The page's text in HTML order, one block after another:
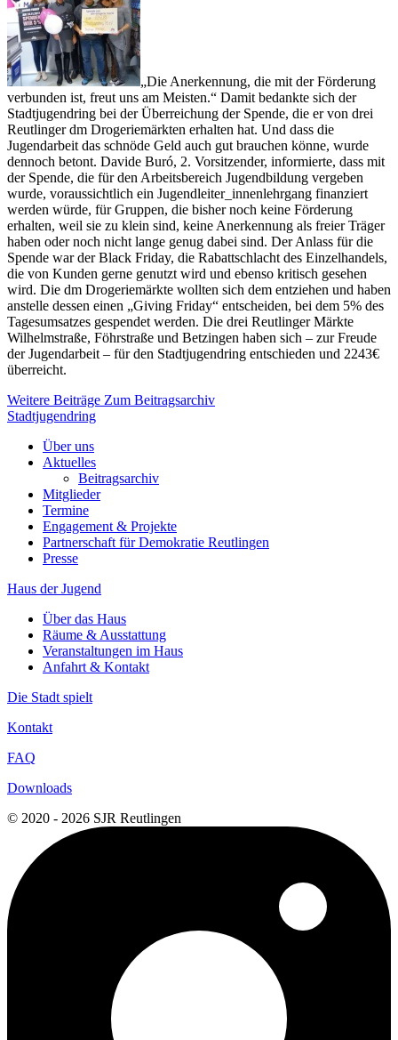
„Die Anerkennung, die mit der Förderung
verbunden ist, freut uns am Meisten.“ Damit bedankte sich der
Stadtjugendring bei der Überreichung der Spende, die er von drei
Reutlinger dm Drogeriemärkten erhalten hat. Und dass die
Jugendarbeit das schnöde Geld auch gut brauchen könne, wurde
dennoch betont. Davide Buró, 2. Vorsitzender, informierte, dass mit
der Spende, die für den Arbeitsbereich Jugendbildung vergeben
wurde, voraussichtlich ein Jugendleiter_innenlehrgang finanziert
werden würde, für Gruppen, die bisher noch keine Förderung
erhalten, weil sie zu klein sind, keine Anerkennung als freier Träger
haben oder noch nicht lange genug dabei sind. Der Anlass für die
Spende war der Black Friday, die Rabattschlacht des Einzelhandels,
die von Kunden gerne genutzt wird und ebenso kritisch gesehen
wird. Die dm Drogeriemärkte wollten sich dem entziehen und haben
anstelle dessen einen „Giving Friday“ entscheiden, bei dem 5% des
Tagesumsatzes gespendet werden. Die drei Reutlinger Märkte
Wilhelmstraße, Föhrstraße und Betzingen haben sich – zur Freude
der Jugendarbeit – für den Stadtjugendring entschieden und 2243€
überreicht.
Weitere Beiträge Zum Beitragsarchiv
Stadtjugendring
Über uns
Aktuelles
Beitragsarchiv
Mitglieder
Termine
Engagement & Projekte
Partnerschaft für Demokratie Reutlingen
Presse
Haus der Jugend
Über das Haus
Räume & Ausstattung
Veranstaltungen im Haus
Anfahrt & Kontakt
Die Stadt spielt
Kontakt
FAQ
Downloads
© 2020 - 2026 SJR Reutlingen